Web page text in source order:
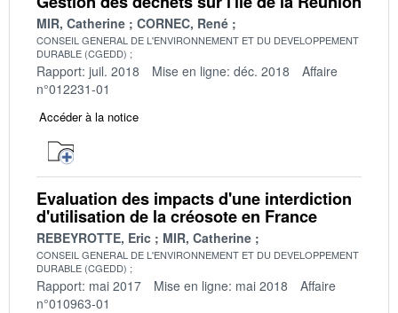
MIR, Catherine CORNEC, René
CONSEIL GENERAL DE L'ENVIRONNEMENT ET DU DEVELOPPEMENT
DURABLE (CGEDD)
Rapport: juil. 2018 Mise en ligne: déc. 2018
Affaire
n°012231-01
Accéder à la notice
Evaluation des impacts d'une interdiction
d'utilisation de la créosote en France
REBEYROTTE, Eric MIR, Catherine
CONSEIL GENERAL DE L'ENVIRONNEMENT ET DU DEVELOPPEMENT
DURABLE (CGEDD)
Rapport: mai 2017 Mise en ligne: mai 2018
Affaire
n°010963-01